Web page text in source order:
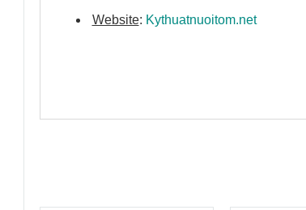
Website: Kythuatnuoitom.net